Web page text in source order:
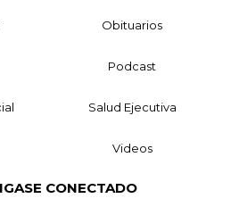
Obituarios
Podcast
Salud Ejecutiva
Videos
CONECTADO